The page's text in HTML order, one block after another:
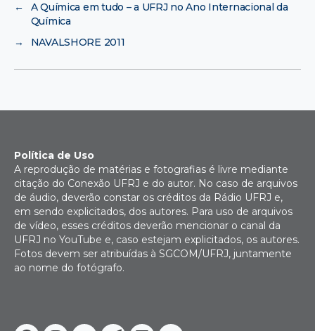
←
A Química em tudo – a UFRJ no Ano Internacional da
Química
→
NAVALSHORE 2011
Política de Uso
A reprodução de matérias e fotografias é livre mediante
citação do Conexão UFRJ e do autor. No caso de arquivos
de áudio, deverão constar os créditos da Rádio UFRJ e,
em sendo explicitados, dos autores. Para uso de arquivos
de vídeo, esses créditos deverão mencionar o canal da
UFRJ no YouTube e, caso estejam explicitados, os autores.
Fotos devem ser atribuídas à SGCOM/UFRJ, juntamente
ao nome do fotógrafo.